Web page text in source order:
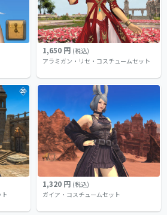
1,650 円 (税込)
アラミガン・リセ・コスチュームセット
20
1,320 円 (税込)
ガイア・コスチュームセット